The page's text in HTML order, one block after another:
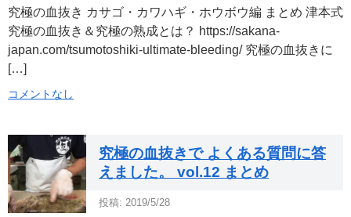
究極の血抜き カサゴ・カワハギ・ホウボウ編 まとめ 津本式
究極の血抜き＆究極の熟成とは？ https://sakana-
japan.com/tsumotoshiki-ultimate-bleeding/ 究極の血抜きに
[…]
コメントなし
究極の血抜きで よくある質問に答
えました。 vol.12 まとめ
投稿: 2019/5/28